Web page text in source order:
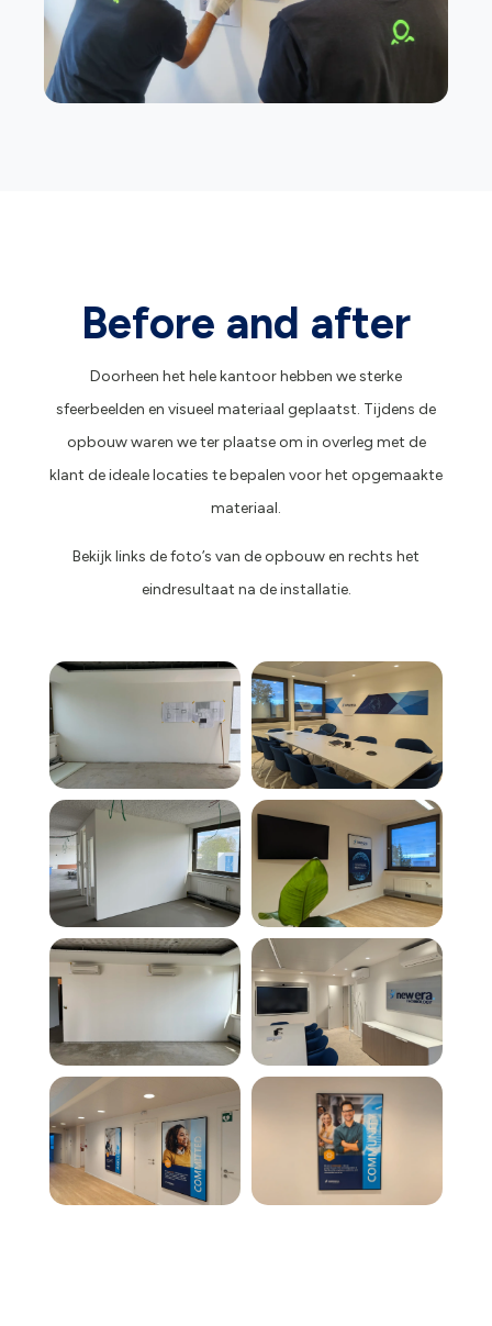
Before and after
Doorheen het hele kantoor hebben we sterke
sfeerbeelden en visueel materiaal geplaatst. Tijdens de
opbouw waren we ter plaatse om in overleg met de
klant de ideale locaties te bepalen voor het opgemaakte
materiaal.
Bekijk links de foto’s van de opbouw en rechts het
eindresultaat na de installatie.